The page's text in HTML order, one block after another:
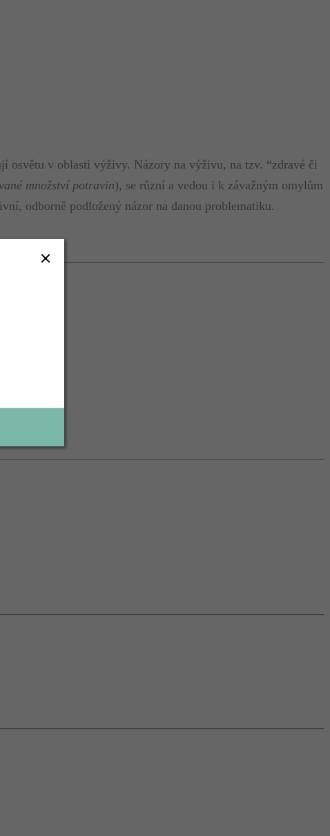
osvětu v oblasti výživy. Názory na výživu, na tzv. “zdravé či
množství potravin), se různí a vedou i k závažným omylům
odborně podložený názor na danou problematiku.